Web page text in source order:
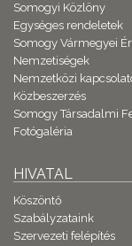
Somogyi Közlöny
Egységes rendeletek
Somogy Vármegyei
Nemzetiségek
Nemzetközi
Közbeszerzés
Somogy Társadalmi
Fotógaléria
HIVATAL
Köszöntő
Szabályzataink
Szervezeti felépítés